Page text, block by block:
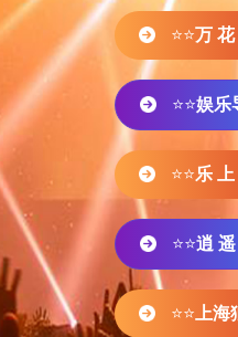
⭐⭐万 花
⭐⭐娱乐
⭐⭐乐
⭐⭐逍 遥
⭐⭐ 上海